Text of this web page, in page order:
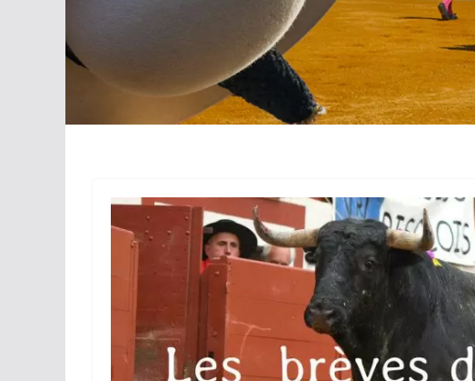
ACTUALITÉS TAURINES PHOTOS TAURINES 2026
Istres, l’ouverture en
photos